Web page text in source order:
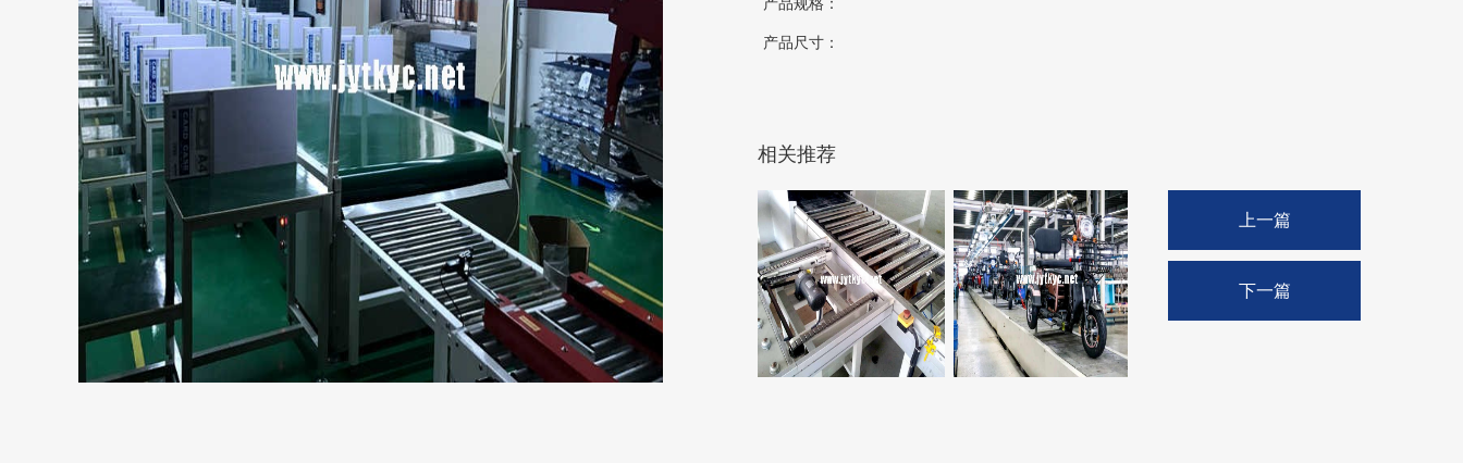
产品规格：
产品尺寸：
相关推荐
上一篇
下一篇